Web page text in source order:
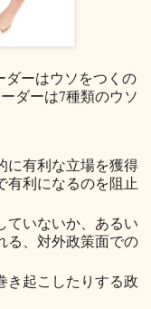
ダーはウソをつくの
ダーは7種類のウソ
有利な立場を獲得
有利になるのを阻止
いないか、あるい
る、対外政策面での
起こしたりする政